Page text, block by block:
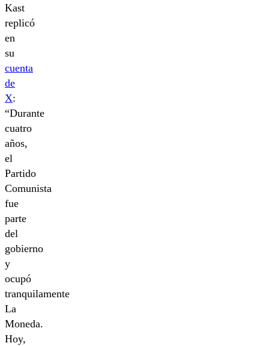
Kast
replicó
en
su
cuenta
de
X:
“Durante
cuatro
años,
el
Partido
Comunista
fue
parte
del
gobierno
y
ocupó
tranquilamente
La
Moneda.
Hoy,